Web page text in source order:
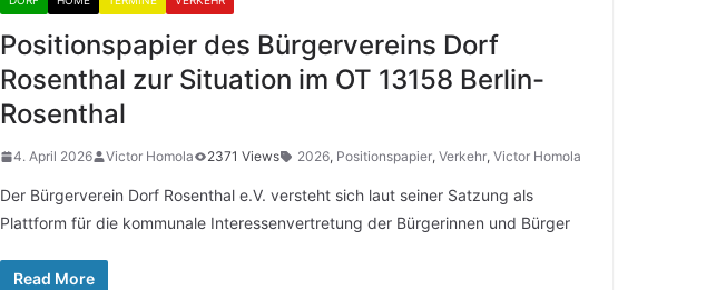
Positionspapier des Bürgervereins Dorf
Rosenthal zur Situation im OT 13158 Berlin-
Rosenthal
4. April 2026 Victor Homola 2371 Views 2026, Positionspapier, Verkehr, Victor Homola
Der Bürgerverein Dorf Rosenthal e.V. versteht sich laut seiner Satzung als
Plattform für die kommunale Interessenvertretung der Bürgerinnen und Bürger
Read More